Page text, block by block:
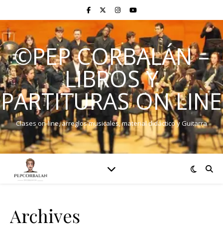
©PEP CORBALÁN –
LIBROS Y
PARTITURAS ON LINE
Clases on-line, arreglos musicales, material didáctico y Guitarra
Archives